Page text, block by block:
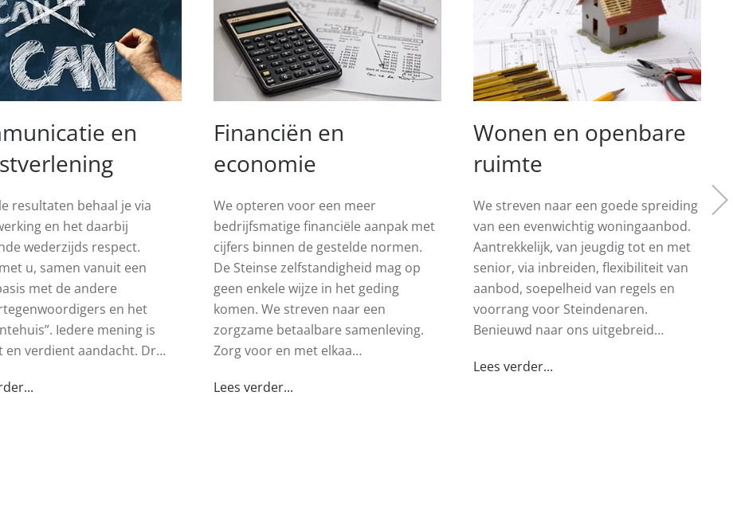
en
resultaten behaal je via
en het daarbij
wederzijds respect.
u, samen vanuit een
met de andere
en het
Iedere mening is
en verdient aandacht. Dr…
Financiën en
economie
We opteren voor een meer
bedrijfsmatige financiële aanpak met
cijfers binnen de gestelde normen.
De Steinse zelfstandigheid mag op
geen enkele wijze in het geding
komen. We streven naar een
zorgzame betaalbare samenleving.
Zorg voor en met elkaa…
Lees verder...
Wonen en openbare
ruimte
We streven naar een goede spreiding
van een evenwichtig woningaanbod.
Aantrekkelijk, van jeugdig tot en met
senior, via inbreiden, flexibiliteit van
aanbod, soepelheid van regels en
voorrang voor Steindenaren.
Benieuwd naar ons uitgebreid…
Lees verder...